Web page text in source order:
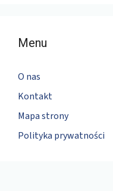
Menu
O nas
Kontakt
Mapa strony
Polityka prywatności